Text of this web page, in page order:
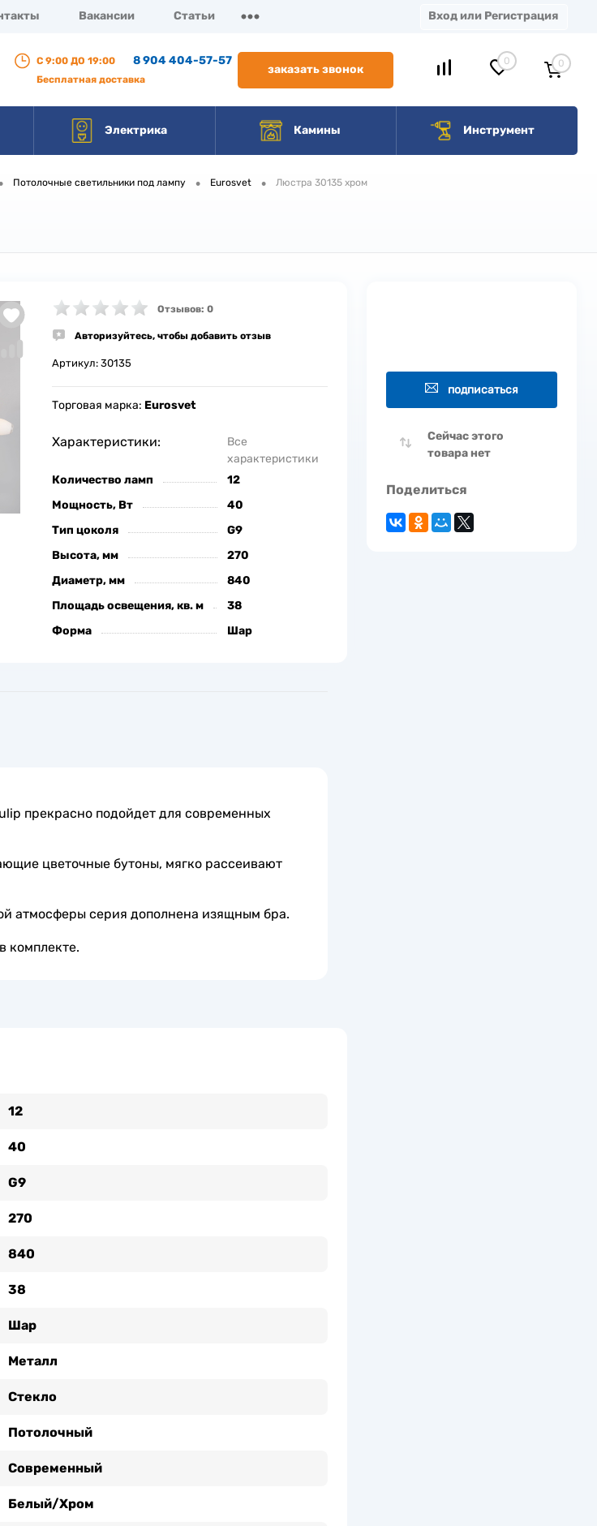
Вакансии Статьи Вход или Регистрация
С 9:00 ДО 19:00 8 904 404-57-57
Бесплатная доставка
заказать звонок
0 0
Электрика Камины Инструмент
Потолочные светильники под лампу • Eurosvet • Люстра 30135 хром
Отзывов: 0
Авторизуйтесь, чтобы добавить отзыв
Артикул: 30135
Торговая марка: Eurosvet
Характеристики:
Все
характеристики
Количество ламп
12
Мощность, Вт
40
Тип цоколя
G9
Высота, мм
270
Диаметр, мм
840
Площадь освещения, кв. м
38
Форма
Шар
прекрасно подойдет для современных
цветочные бутоны, мягко рассеивают
атмосферы серия дополнена изящным бра.
комплекте.
12
40
G9
270
840
38
Шар
Металл
Стекло
Потолочный
Современный
Белый/Хром
подписаться
Сейчас этого
товара нет
Поделиться